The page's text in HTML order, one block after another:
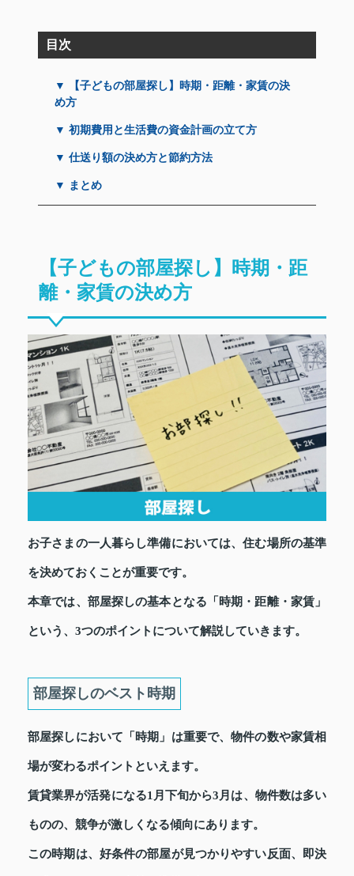
目次
▼ 【子どもの部屋探し】時期・距離・家賃の決
め方
▼ 初期費用と生活費の資金計画の立て方
▼ 仕送り額の決め方と節約方法
▼ まとめ
【子どもの部屋探し】時期・距
離・家賃の決め方
お子さまの一人暮らし準備においては、住む場所の基準
を決めておくことが重要です。
本章では、部屋探しの基本となる「時期・距離・家賃」
という、3つのポイントについて解説していきます。
部屋探しのベスト時期
部屋探しにおいて「時期」は重要で、物件の数や家賃相
場が変わるポイントといえます。
賃貸業界が活発になる1月下旬から3月は、物件数は多い
ものの、競争が激しくなる傾向にあります。
この時期は、好条件の部屋が見つかりやすい反面、即決